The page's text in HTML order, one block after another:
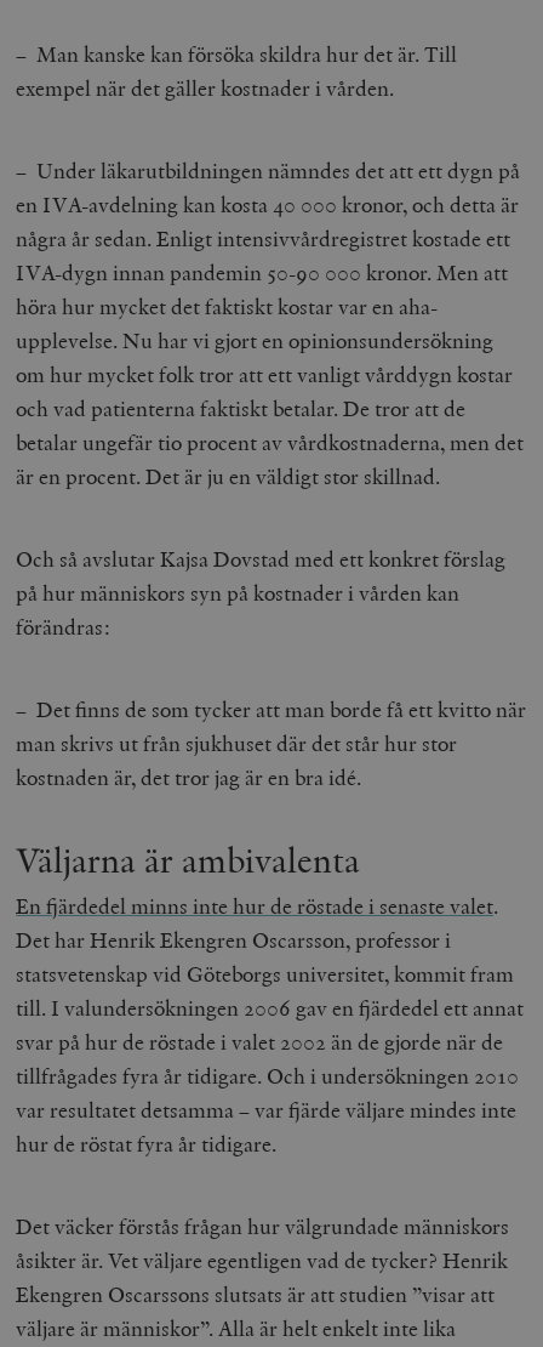
– Man kanske kan försöka skildra hur det är. Till
exempel när det gäller kostnader i vården.
– Under läkarutbildningen nämndes det att ett dygn på
en IVA-avdelning kan kosta 40 000 kronor, och detta är
några år sedan. Enligt intensivvårdregistret kostade ett
IVA-dygn innan pandemin 50-90 000 kronor. Men att
höra hur mycket det faktiskt kostar var en aha-
upplevelse. Nu har vi gjort en opinionsundersökning
om hur mycket folk tror att ett vanligt vårddygn kostar
och vad patienterna faktiskt betalar. De tror att de
betalar ungefär tio procent av vårdkostnaderna, men det
är en procent. Det är ju en väldigt stor skillnad.
Och så avslutar Kajsa Dovstad med ett konkret förslag
på hur människors syn på kostnader i vården kan
förändras:
– Det finns de som tycker att man borde få ett kvitto när
man skrivs ut från sjukhuset där det står hur stor
kostnaden är, det tror jag är en bra idé.
Väljarna är ambivalenta
En fjärdedel minns inte hur de röstade i senaste valet.
Det har Henrik Ekengren Oscarsson, professor i
statsvetenskap vid Göteborgs universitet, kommit fram
till. I valundersökningen 2006 gav en fjärdedel ett annat
svar på hur de röstade i valet 2002 än de gjorde när de
tillfrågades fyra år tidigare. Och i undersökningen 2010
var resultatet detsamma – var fjärde väljare mindes inte
hur de röstat fyra år tidigare.
Det väcker förstås frågan hur välgrundade människors
åsikter är. Vet väljare egentligen vad de tycker? Henrik
Ekengren Oscarssons slutsats är att studien ”visar att
väljare är människor”. Alla är helt enkelt inte lika